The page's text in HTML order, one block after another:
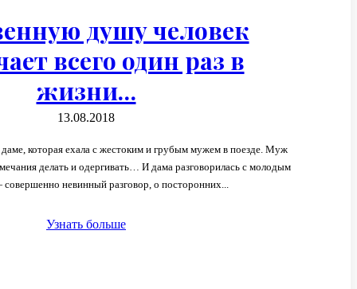
душу человек
всего один раз в
жизни…
13.08.2018
даме, которая ехала с жестоким и грубым мужем в поезде. Муж
делать и одергивать… И дама разговорилась с молодым
невинный разговор, о посторонних...
Узнать больше